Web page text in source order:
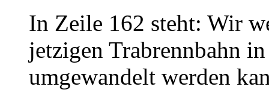
In Zeile 162 steht: Wir
jetzigen Trabrennbahn
umgewandelt werden